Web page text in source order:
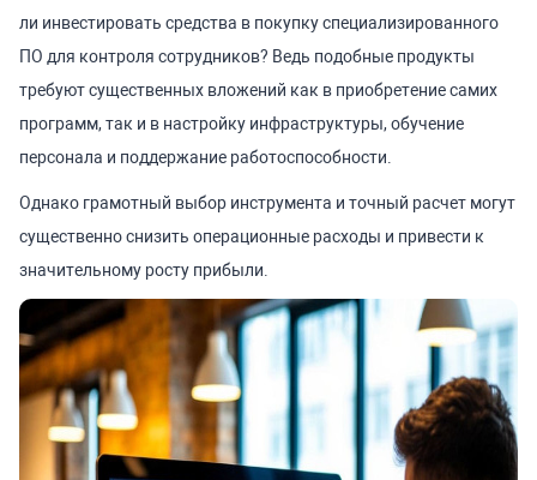
ли инвестировать средства в покупку специализированного
ПО для контроля сотрудников? Ведь подобные продукты
требуют существенных вложений как в приобретение самих
программ, так и в настройку инфраструктуры, обучение
персонала и поддержание работоспособности.
Однако грамотный выбор инструмента и точный расчет могут
существенно снизить операционные расходы и привести к
значительному росту прибыли.